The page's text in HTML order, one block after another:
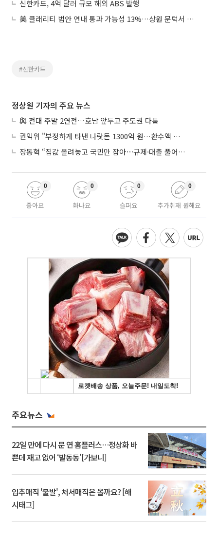
신한카드, 4억 달러 규모 해외 ABS 발행
美 클래리티 법안 연내 통과 가능성 13%…상원 문턱서 제동
#신한카드
정상원 기자의 주요 뉴스
與 전대 주말 2연전…호남 앞두고 주도권 다툼
권익위 "부정하게 타낸 나랏돈 1300억 원…환수액 역대 최대"
장동혁 “집값 올려놓고 국민만 잡아⋯규제·대출 풀어야”
좋아요
0
화나요
0
슬퍼요
0
추가취재 원해요
0
주요뉴스
22일 만에 다시 문 연 홈플러스…정상화 바
쁜데 재고 없어 ‘발동동’[가보니]
입추매직 '불발', 처서매직은 올까요? [해
시태그]